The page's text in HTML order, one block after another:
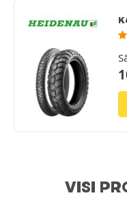
VISI